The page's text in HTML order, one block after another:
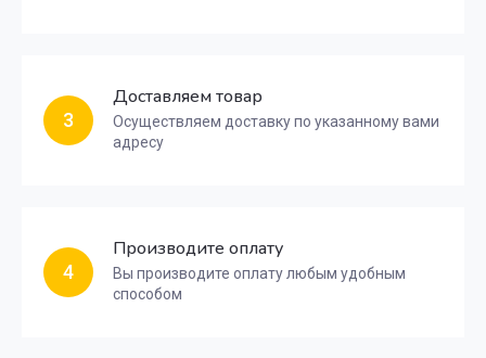
3
Доставляем товар
Осуществляем доставку по указанному вами
адресу
4
Производите оплату
Вы производите оплату любым удобным
способом